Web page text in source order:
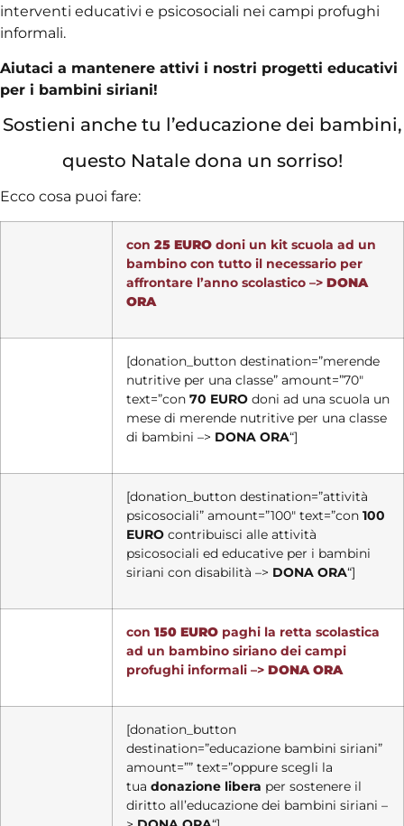
interventi educativi e psicosociali nei campi profughi
informali.
Aiutaci a mantenere attivi i nostri progetti educativi
per i bambini siriani!
Sostieni anche tu l’educazione dei bambini,
questo Natale dona un sorriso!
Ecco cosa puoi fare:
con 25 EURO doni un kit scuola ad un
bambino con tutto il necessario per
affrontare l’anno scolastico –> DONA
ORA
[donation_button destination=”merende
nutritive per una classe” amount=”70″
text=”con 70 EURO doni ad una scuola un
mese di merende nutritive per una classe
di bambini –> DONA ORA“]
[donation_button destination=”attività
psicosociali” amount=”100″ text=”con 100
EURO contribuisci alle attività
psicosociali ed educative per i bambini
siriani con disabilità –> DONA ORA“]
con 150 EURO paghi la retta scolastica
ad un bambino siriano dei campi
profughi informali –> DONA ORA
[donation_button
destination=”educazione bambini siriani”
amount=”” text=”oppure scegli la
tua donazione libera per sostenere il
diritto all’educazione dei bambini siriani –